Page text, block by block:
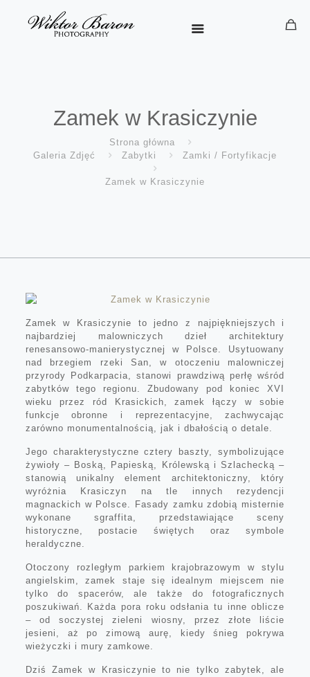
Zamek w Krasiczynie
Strona główna
Galeria Zdjęć
Zabytki Zamki / Fortyfikacje
Zamek w Krasiczynie
Zamek w Krasiczynie to jedno z najpiękniejszych i
najbardziej malowniczych dzieł architektury
renesansowo-manierystycznej w Polsce. Usytuowany
nad brzegiem rzeki San, w otoczeniu malowniczej
przyrody Podkarpacia, stanowi prawdziwą perłę wśród
zabytków tego regionu. Zbudowany pod koniec XVI
wieku przez ród Krasickich, zamek łączy w sobie
funkcje obronne i reprezentacyjne, zachwycając
zarówno monumentalnością, jak i dbałością o detale.
Jego charakterystyczne cztery baszty, symbolizujące
żywioły – Boską, Papieską, Królewską i Szlachecką –
stanowią unikalny element architektoniczny, który
wyróżnia Krasiczyn na tle innych rezydencji
magnackich w Polsce. Fasady zamku zdobią misternie
wykonane sgraffita, przedstawiające sceny
historyczne, postacie świętych oraz symbole
heraldyczne.
Otoczony rozległym parkiem krajobrazowym w stylu
angielskim, zamek staje się idealnym miejscem nie
tylko do spacerów, ale także do fotograficznych
poszukiwań. Każda pora roku odsłania tu inne oblicze
– od soczystej zieleni wiosny, przez złote liście
jesieni, aż po zimową aurę, kiedy śnieg pokrywa
wieżyczki i mury zamkowe.
Dziś Zamek w Krasiczynie to nie tylko zabytek, ale